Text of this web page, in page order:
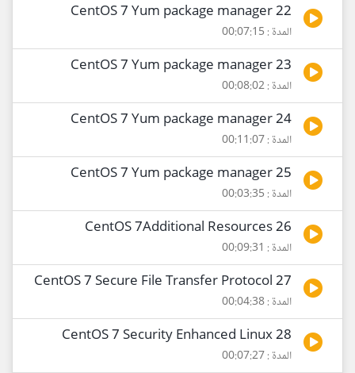
22 CentOS 7 Yum package manager
المدة : 00:07:15
23 CentOS 7 Yum package manager
المدة : 00:08:02
24 CentOS 7 Yum package manager
المدة : 00:11:07
25 CentOS 7 Yum package manager
المدة : 00:03:35
26 CentOS 7Additional Resources
المدة : 00:09:31
27 CentOS 7 Secure File Transfer Protocol
المدة : 00:04:38
28 CentOS 7 Security Enhanced Linux
المدة : 00:07:27